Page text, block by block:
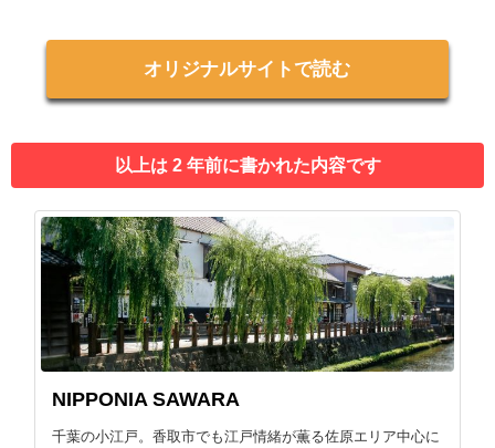
オリジナルサイトで読む
以上は 2 年前に書かれた内容です
NIPPONIA SAWARA
千葉の小江戸。香取市でも江戸情緒が薫る佐原エリア中心に